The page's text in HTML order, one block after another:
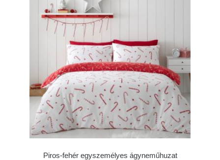
Piros-fehér egyszemélyes ágyneműhuzat